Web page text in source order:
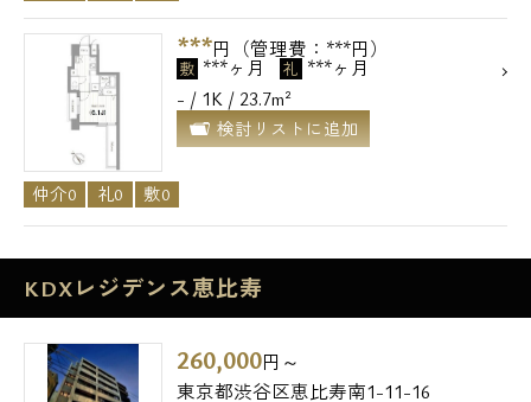
***円（管理費：***円）
敷 ***ヶ月 礼 ***ヶ月
- / 1K / 23.7m²
検討リストに追加
仲介0 礼0 敷0
KDXレジデンス恵比寿
260,000円～
東京都渋谷区恵比寿南1-11-16